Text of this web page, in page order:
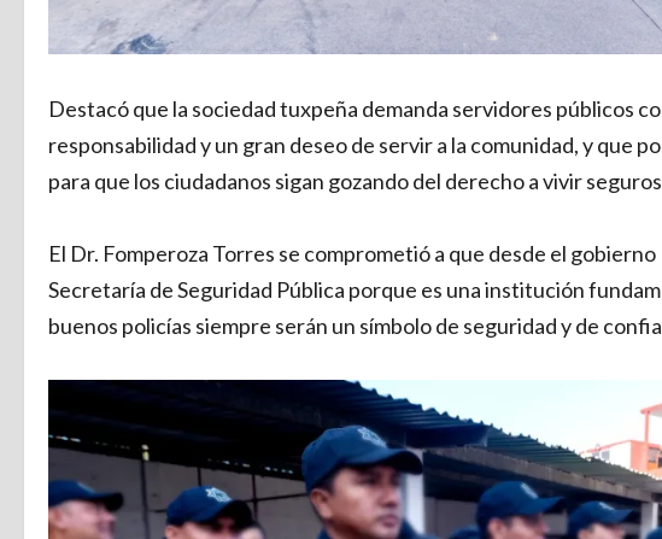
Destacó que la sociedad tuxpeña demanda servidores públicos
responsabilidad y un gran deseo de servir a la comunidad, y que
para que los ciudadanos sigan gozando del derecho a vivir
El Dr. Fomperoza Torres se comprometió a que desde el
Secretaría de Seguridad Pública porque es una institución
buenos policías siempre serán un símbolo de seguridad y de